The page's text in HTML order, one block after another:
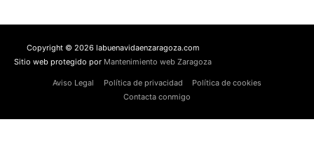
Copyright © 2026 labuenavidaenzaragoza.com
Sitio web protegido por Mantenimiento web Zaragoza
Aviso Legal Política de privacidad
Política de cookies
Contacta conmigo